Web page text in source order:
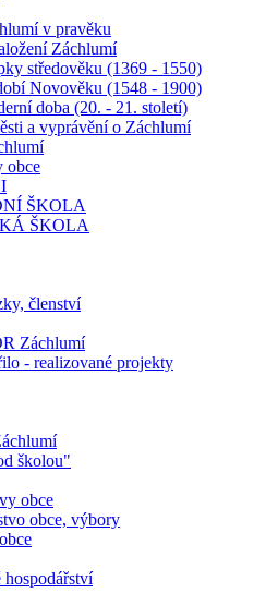
v pravěku
Záchlumí
středověku (1369 - 1550)
Novověku (1548 - 1900)
doba (20. - 21. století)
a vyprávění o Záchlumí
obce
ŠKOLA
ŠKOLA
členství
Záchlumí
- realizované projekty
školou"
obce
obce, výbory
hospodářství